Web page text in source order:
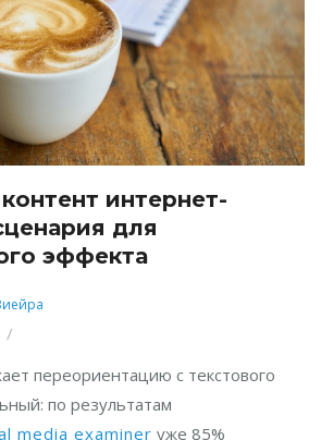
интернет-
для
эффекта
/
переориентацию с текстового
по результатам
media examiner уже 85%